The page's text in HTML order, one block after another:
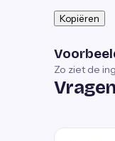
Kopiëren
Zo ziet de